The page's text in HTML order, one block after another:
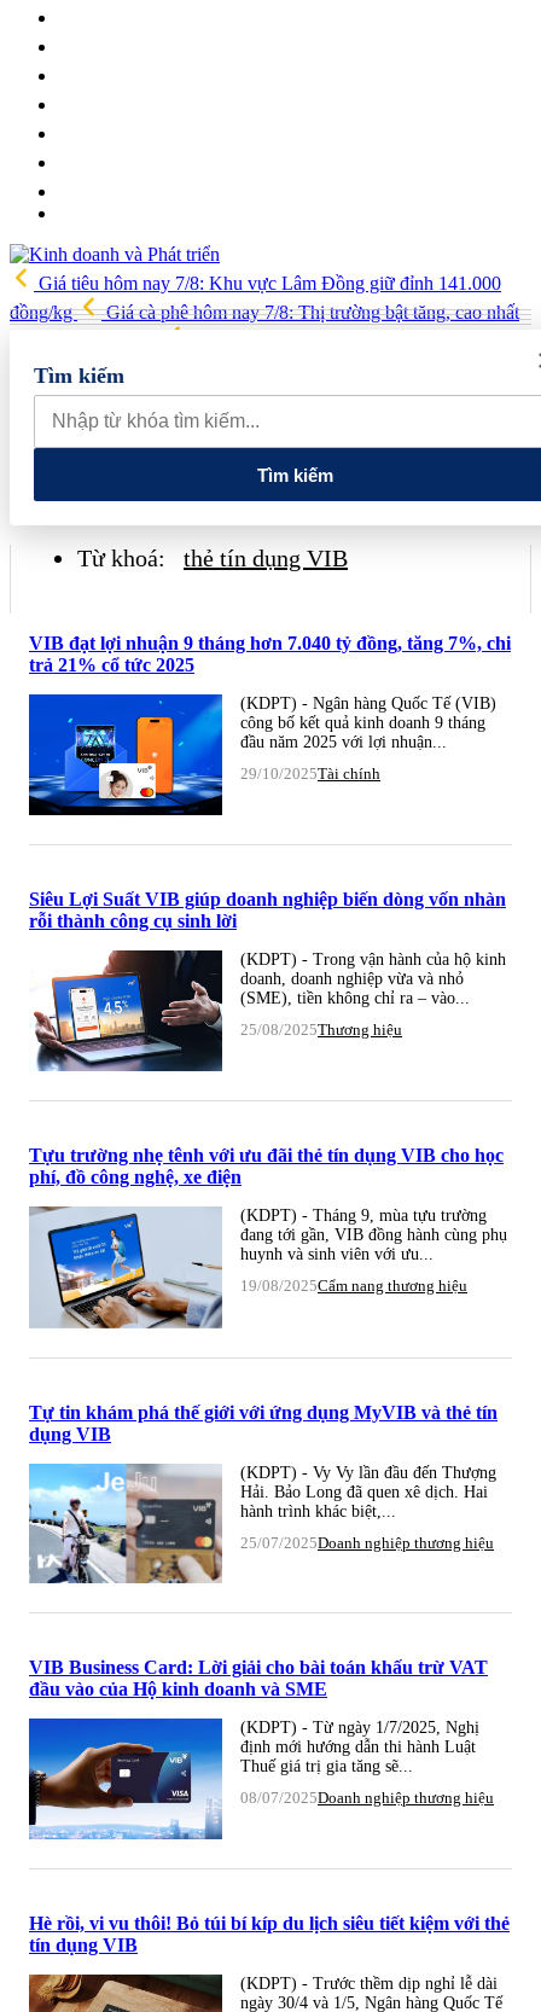
Giá tiêu hôm nay 7/8: Khu vực Lâm Đồng giữ đỉnh 141.000
đồng/kg
Giá cà phê hôm nay 7/8: Thị trường bật tăng, cao nhất
công nghệ, sản phẩm công nghệ chiến lược
đãi "Giao dịch dễ dàng, nhận quà kiệt tác", tặng khách hàng đặc
quyền trải nghiệm Van Gogh Timeless
xuất làm Dự án hầm đường bộ Tam Đảo 5.800 tỷ
Tìm kiếm
Tìm kiếm
Từ khoá: thẻ tín dụng VIB
VIB đạt lợi nhuận 9 tháng hơn 7.040 tỷ đồng, tăng 7%, chi
trả 21% cổ tức 2025
(KDPT) - Ngân hàng Quốc Tế (VIB)
công bố kết quả kinh doanh 9 tháng
đầu năm 2025 với lợi nhuận...
29/10/2025Tài chính
Siêu Lợi Suất VIB giúp doanh nghiệp biến dòng vốn nhàn
rỗi thành công cụ sinh lời
(KDPT) - Trong vận hành của hộ kinh
doanh, doanh nghiệp vừa và nhỏ
(SME), tiền không chỉ ra – vào...
25/08/2025Thương hiệu
Tựu trường nhẹ tênh với ưu đãi thẻ tín dụng VIB cho học
phí, đồ công nghệ, xe điện
(KDPT) - Tháng 9, mùa tựu trường
đang tới gần, VIB đồng hành cùng phụ
huynh và sinh viên với ưu...
19/08/2025Cẩm nang thương hiệu
Tự tin khám phá thế giới với ứng dụng MyVIB và thẻ tín
dụng VIB
(KDPT) - Vy Vy lần đầu đến Thượng
Hải. Bảo Long đã quen xê dịch. Hai
hành trình khác biệt,...
25/07/2025Doanh nghiệp thương hiệu
VIB Business Card: Lời giải cho bài toán khấu trừ VAT
đầu vào của Hộ kinh doanh và SME
(KDPT) - Từ ngày 1/7/2025, Nghị
định mới hướng dẫn thi hành Luật
Thuế giá trị gia tăng sẽ...
08/07/2025Doanh nghiệp thương hiệu
Hè rồi, vi vu thôi! Bỏ túi bí kíp du lịch siêu tiết kiệm với thẻ
tín dụng VIB
(KDPT) - Trước thềm dịp nghỉ lễ dài
ngày 30/4 và 1/5, Ngân hàng Quốc Tế